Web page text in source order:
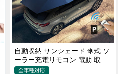
自動収納 サンシェード 傘式 ソ
ーラー充電リモコン 電動 取付
簡単 汎用
全車種対応